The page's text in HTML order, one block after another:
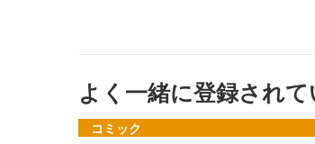
よく一緒に登録され
コミック